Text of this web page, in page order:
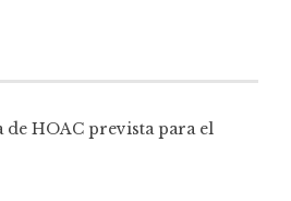
de HOAC prevista para el